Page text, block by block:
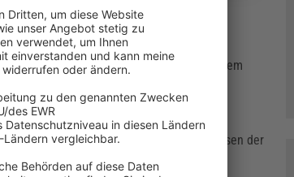
verwenden darf.
vorgesehen ist (z. B. Werkzeug in einem
oder Montagefahrzeugen.
. Sie basiert auf den Erkenntnissen der